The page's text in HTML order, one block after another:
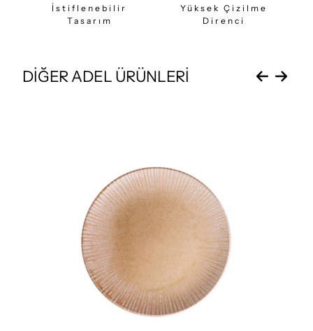
İstiflenebilir
Tasarım
Yüksek Çizilme
Direnci
DİĞER ADEL ÜRÜNLERİ